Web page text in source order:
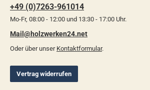
+49 (0)7263-961014
Mo-Fr, 08:00 - 12:00 und 13:30 - 17:00 Uhr.
Mail@holzwerken24.net
Oder über unser Kontaktformular.
Vertrag widerrufen